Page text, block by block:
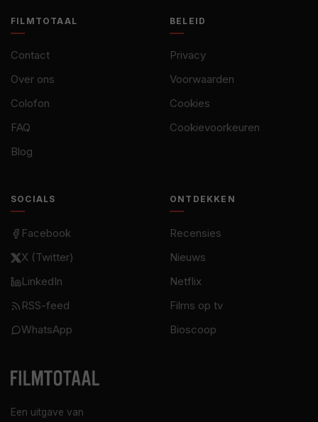
Een uitgave van
FILMTOTAAL
Contact
Over ons
Colofon
FAQ
Blog
BELEID
Privacy
Voorwaarden
Cookies
Cookievoorkeuren
SOCIALS
Facebook
X (Twitter)
LinkedIn
RSS-feed
WhatsApp
ONTDEKKEN
Recensies
Nieuws
Netflix
Films op tv
Bioscoop